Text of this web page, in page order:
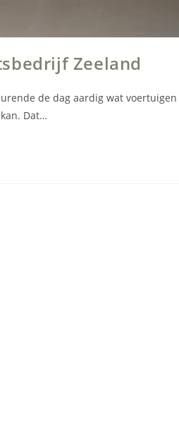
Zeeland
de dag aardig wat
Dat…